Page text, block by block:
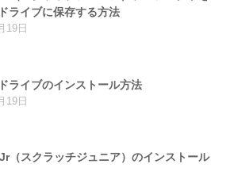
ライブに保存する方法
19日
ライブのインストール方法
19日
（スクラッチジュニア）のインストール